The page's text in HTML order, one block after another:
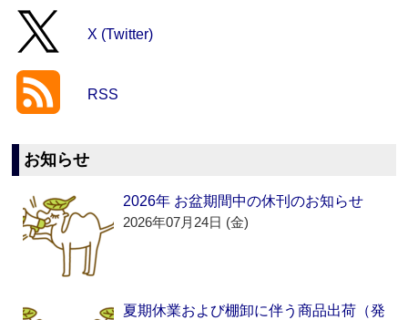
X (Twitter)
RSS
お知らせ
2026年 お盆期間中の休刊のお知らせ
2026年07月24日 (金)
夏期休業および棚卸に伴う商品出荷（発